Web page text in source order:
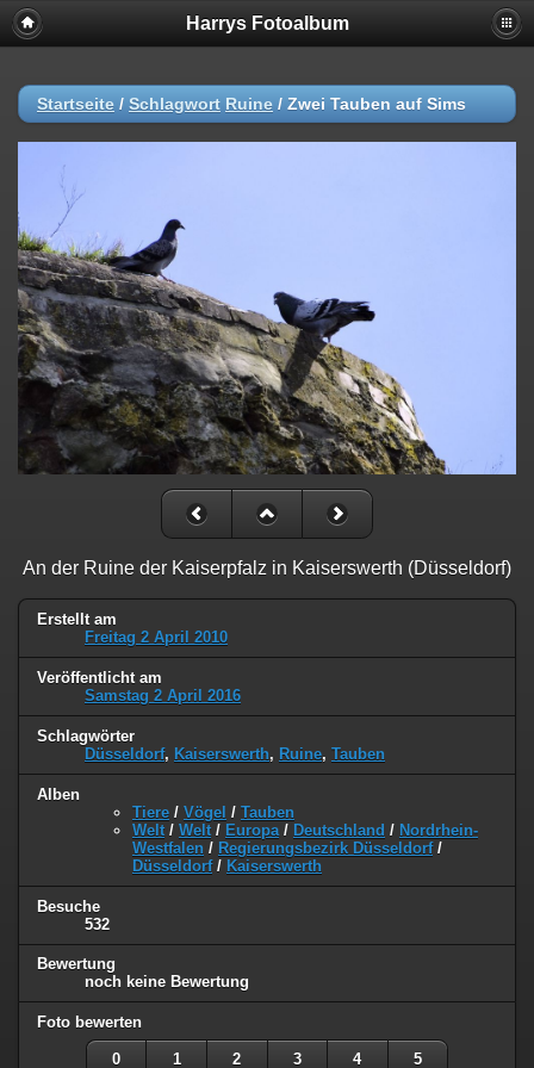
Harrys Fotoalbum
Startseite / Schlagwort Ruine / Zwei Tauben auf Sims
An der Ruine der Kaiserpfalz in Kaiserswerth (Düsseldorf)
Erstellt am
Freitag 2 April 2010
Veröffentlicht am
Samstag 2 April 2016
Schlagwörter
Düsseldorf, Kaiserswerth, Ruine, Tauben
Alben
Tiere / Vögel / Tauben
Welt / Welt / Europa / Deutschland / Nordrhein-
Westfalen / Regierungsbezirk Düsseldorf/
Düsseldorf/ Kaiserswerth
Besuche
532
Bewertung
noch keine Bewertung
Foto bewerten
0 1 2 3 4 5